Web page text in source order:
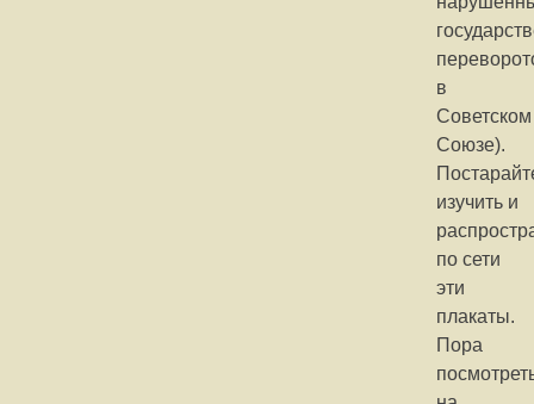
в
Советском
Союзе).
изучить и
по сети
эти
плакаты.
Пора